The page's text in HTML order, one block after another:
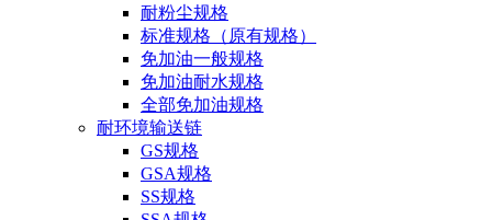
耐粉尘规格
标准规格（原有规格）
免加油一般规格
免加油耐水规格
全部免加油规格
耐环境输送链
GS规格
GSA规格
SS规格